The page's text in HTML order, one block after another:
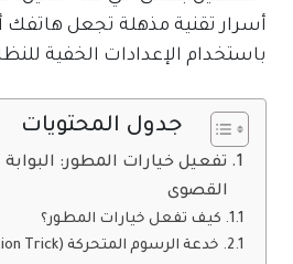
باستخدام الإعدادات الخفية
جدول المحتويات
تفعيل خيارات المطور:
القصوى
كيف تفعل خيارات المطور؟
خدعة الرسوم المتحركة (The Animation Trick)